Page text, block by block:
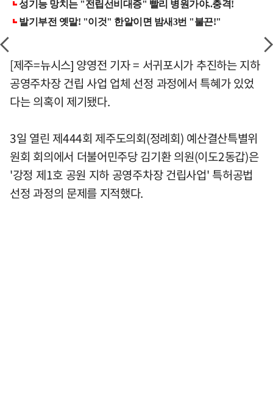
[제주=뉴시스] 양영전 기자 = 서귀포시가 추진하는 지하
공영주차장 건립 사업 업체 선정 과정에서 특혜가 있었
다는 의혹이 제기됐다.
3일 열린 제444회 제주도의회(정례회) 예산결산특별위
원회 회의에서 더불어민주당 김기환 의원(이도2동갑)은
'강정 제1호 공원 지하 공영주차장 건립사업' 특허공법
선정 과정의 문제를 지적했다.